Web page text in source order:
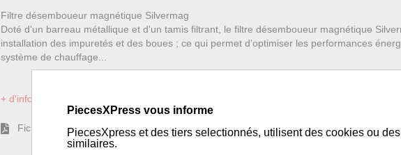
Filtre désemboueur magnétique Silvermag
Doté d'un barreau métallique et d'un tamis filtrant, le filtre désemboueur magnétique
installation des impuretés et des boues ; ce qui permet d’optimiser les performances
système de chauffage...
+ d'informations sur l'article
Fiche Technique
PiecesXPress vous informe
PiecesXpress et des tiers selectionnés, utilisent des cookies ou
similaires.